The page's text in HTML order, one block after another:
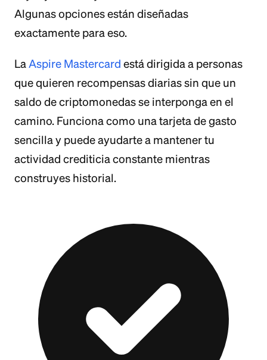
Algunas opciones están diseñadas
exactamente para eso.
LaAspire Mastercard está dirigida a personas
que quieren recompensas diarias sin que un
saldo de criptomonedas se interponga en el
camino. Funciona como una tarjeta de gasto
sencilla y puede ayudarte a mantener tu
actividad crediticia constante mientras
construyes historial.